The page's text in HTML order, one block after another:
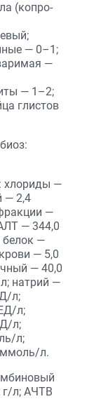
(копро­
— 0–1;
—
— 1–2;
глистов
хлориды —
— 2,4
—
— 344,0
—
— 5,0
— 40,0
натрий —
л;
л;
л;
л;
л.
г/л; АЧТВ